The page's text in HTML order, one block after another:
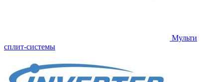
Мульти
сплит-системы